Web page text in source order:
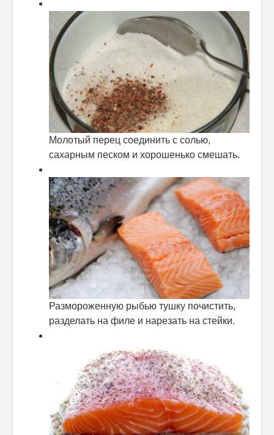
Молотый перец соединить с солью,
сахарным песком и хорошенько смешать.
Размороженную рыбью тушку почистить,
разделать на филе и нарезать на стейки.